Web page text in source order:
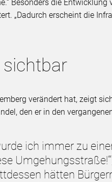
Besonders die
„Dadurch erscheint die
sichtbar
verändert hat, zeigt
den er in den
ich immer zu
hätten